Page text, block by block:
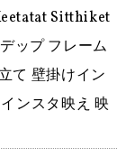
Sitthiket
ップ フレーム
て 壁掛けイン
ンスタ映え 映